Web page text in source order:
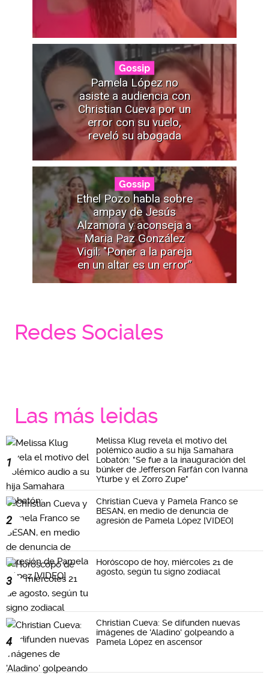
Gossip
Pamela López no
asiste a audiencia con
Christian Cueva por un
error con su vuelo,
reveló su abogada
Gossip
Ethel Pozo habla sobre
ampay de Jesús
Alzamora y aconseja a
Maria Paz González
Vigil: "Poner a la pareja
en un altar es un error”
Redes Sociales
Las más leidas
1
Melissa Klug revela el motivo del
polémico audio a su hija Samahara
Lobatón: "Se fue a la inauguración del
búnker de Jefferson Farfán con Ivanna
Yturbe y el Zorro Zupe"
2
Christian Cueva y Pamela Franco se
BESAN, en medio de denuncia de
agresión de Pamela López [VIDEO]
3
Horóscopo de hoy, miércoles 21 de
agosto, según tu signo zodiacal
4
Christian Cueva: Se difunden nuevas
imágenes de 'Aladino' golpeando a
Pamela López en ascensor